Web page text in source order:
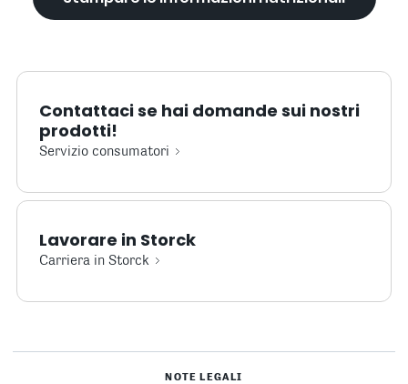
Contattaci se hai domande sui nostri
prodotti!
Servizio consumatori
Lavorare in Storck
Carriera in Storck
NOTE LEGALI